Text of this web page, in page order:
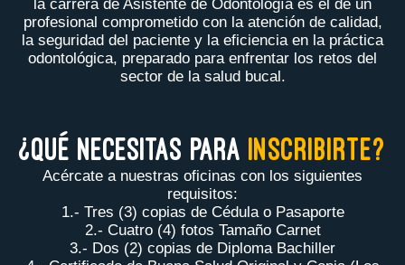
la carrera de Asistente de Odontología es el de un
profesional comprometido con la atención de calidad,
la seguridad del paciente y la eficiencia en la práctica
odontológica, preparado para enfrentar los retos del
sector de la salud bucal.
¿QUÉ NECESITAS PARA INSCRIBIRTE?
Acércate a nuestras oficinas con los siguientes
requisitos:
1.- Tres (3) copias de Cédula o Pasaporte
2.- Cuatro (4) fotos Tamaño Carnet
3.- Dos (2) copias de Diploma Bachiller